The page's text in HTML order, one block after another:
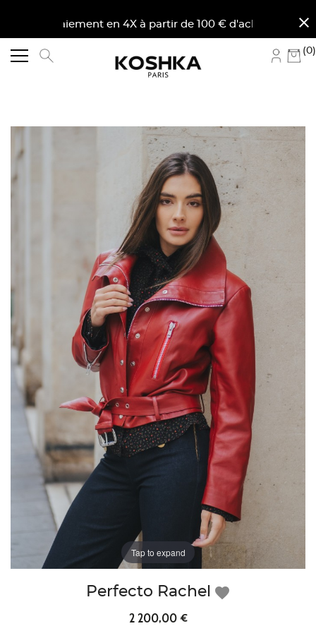
en 4X à partir de 100 € d'achat en France close
(0)
Tap to expand
Perfecto Rachel favorite
2 200,00 €